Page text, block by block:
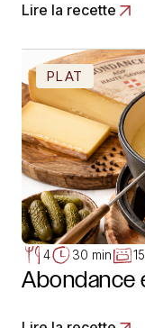
Lire la recette
PLAT
4 30 min
Abondance